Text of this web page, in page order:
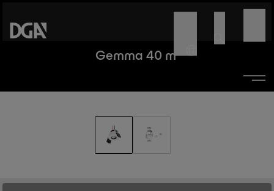
Gemma 40 m